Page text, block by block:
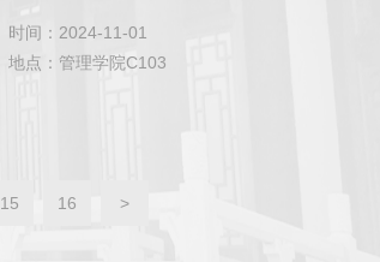
时间：2024-11-01
地点：管理学院C103
15 16 >